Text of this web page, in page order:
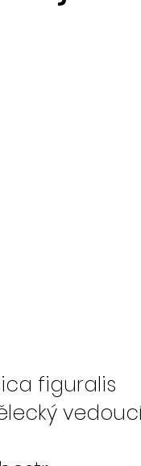
figuralis